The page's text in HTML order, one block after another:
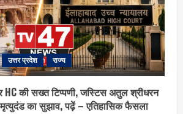
उत्तर प्रदेश राज्य
HC की सख्त टिप्पणी, जस्टिस अतुल श्रीधरन
मृत्युदंड का सुझाव, पढ़ें – एत‍िहास‍िक फैसला